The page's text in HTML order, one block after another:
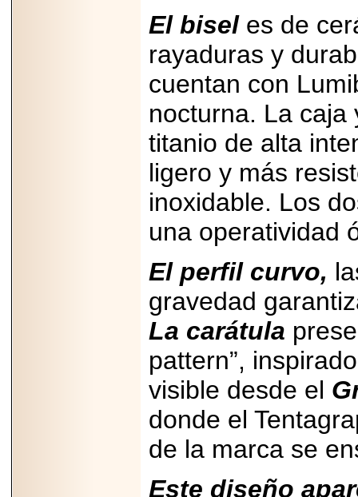
El biseles de
rayaduras y
cuentan con
nocturna. La caja
titanio de alta
ligero y más
inoxidable. Los
una operatividad
El perfil curvo,
gravedad
La carátula
pattern”,
visible desde el
donde el
de la marca se
Este diseño